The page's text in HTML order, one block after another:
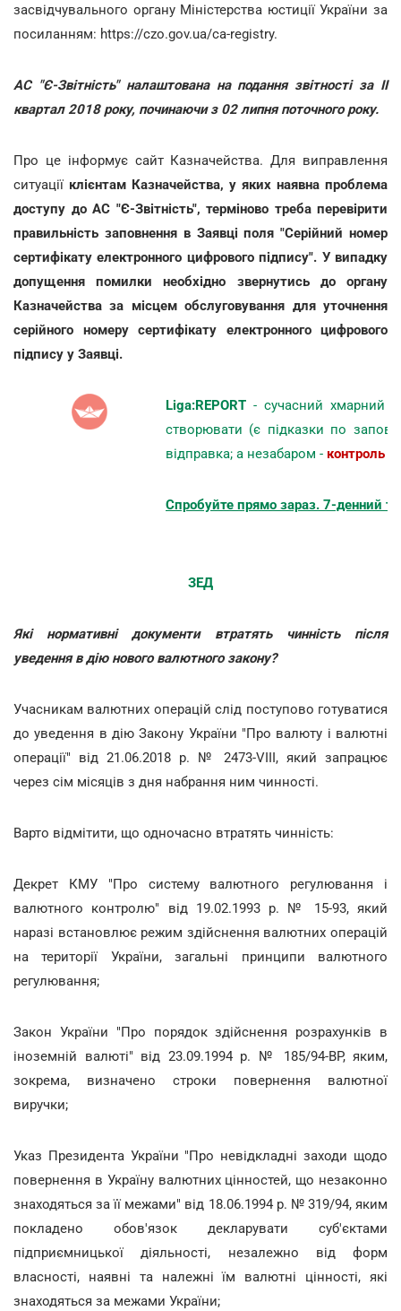
засвідчувального органу Міністерства юстиції України за
посиланням: https://czo.gov.ua/ca-registry.
АС "Є-Звітність" налаштована на подання звітності за ІІ
квартал 2018 року, починаючи з 02 липня поточного року.
Про це інформує сайт Казначейства. Для виправлення
ситуації клієнтам Казначейства, у яких наявна проблема
доступу до АС "Є-Звітність", терміново треба перевірити
правильність заповнення в Заявці поля "Серійний номер
сертифікату електронного цифрового підпису". У випадку
допущення помилки необхідно звернутись до органу
Казначейства за місцем обслуговування для уточнення
серійного номеру сертифікату електронного цифрового
підпису у Заявці.
Liga:REPORT - сучасний хмарний
створювати (є підказки по
відправка; а незабаром - контроль
Спробуйте прямо зараз. 7-денний
ЗЕД
Які нормативні документи втратять чинність після
уведення в дію нового валютного закону?
Учасникам валютних операцій слід поступово готуватися
до уведення в дію Закону України "Про валюту і валютні
операції" від 21.06.2018 р. № 2473-VIII, який запрацює
через сім місяців з дня набрання ним чинності.
Варто відмітити, що одночасно втратять чинність:
Декрет КМУ "Про систему валютного регулювання і
валютного контролю" від 19.02.1993 р. № 15-93, який
наразі встановлює режим здійснення валютних операцій
на території України, загальні принципи валютного
регулювання;
Закон України "Про порядок здійснення розрахунків в
іноземній валюті" від 23.09.1994 р. № 185/94-ВР, яким,
зокрема, визначено строки повернення валютної
виручки;
Указ Президента України "Про невідкладні заходи щодо
повернення в Україну валютних цінностей, що незаконно
знаходяться за її межами" від 18.06.1994 р. № 319/94, яким
покладено обов'язок декларувати суб'єктами
підприємницької діяльності, незалежно від форм
власності, наявні та належні їм валютні цінності, які
знаходяться за межами України;